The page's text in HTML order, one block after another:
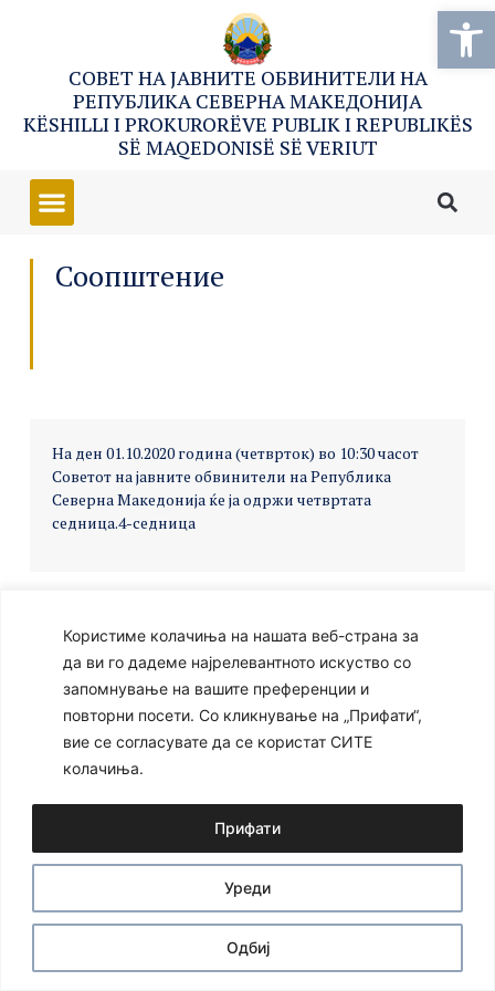
Користиме колачиња на нашата веб-страна за
да ви го дадеме најрелевантното искуство со
запомнување на вашите преференции и
повторни посети. Со кликнување на „Прифати“,
вие се согласувате да се користат СИТЕ
колачиња.
Уреди
Одбиј
Прифати
СОВЕТ НА ЈАВНИТЕ ОБВИНИТЕЛИ НА
РЕПУБЛИКА СЕВЕРНА МАКЕДОНИЈА
KËSHILLI I PROKURORËVE PUBLIK I REPUBLIKËS
SË MAQEDONISË SË VERIUT
Соопштение
На ден 01.10.2020 година (четврток) во 10:30 часот
Советот на јавните обвинители на Република
Северна Македонија ќе ја одржи четвртата
седница.4-седница
Ⓒ 2024 – Сите права се задржани Developed by: